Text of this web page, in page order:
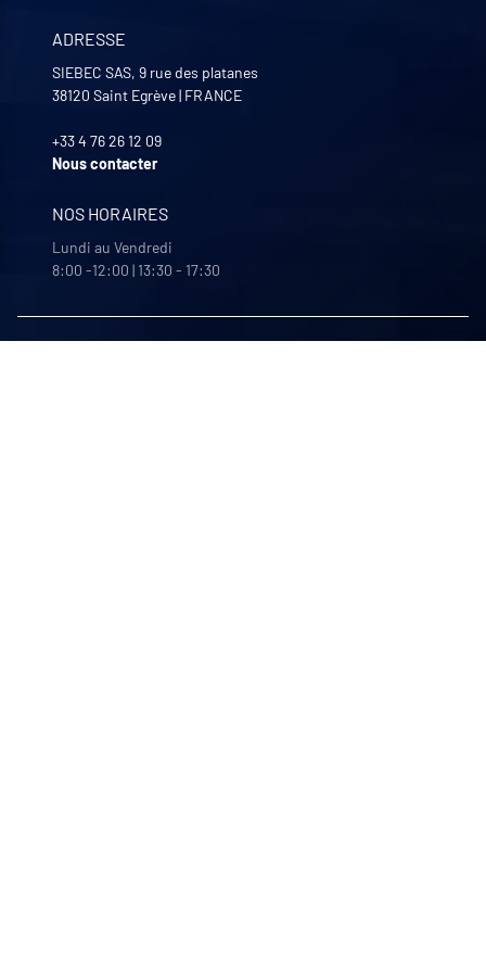
ADRESSE
SIEBEC SAS, 9 rue des platanes
38120 Saint Egrève| FRANCE
+33 4 76 26 12 09
Nous contacter
NOS HORAIRES
Lundi au Vendredi
8:00 -12:00 | 13:30 - 17:30